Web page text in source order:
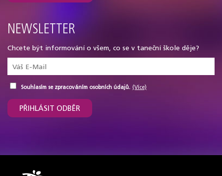
NEWSLETTER
Chcete být informování o všem, co se v taneční škole děje?
Souhlasím se zpracováním osobních údajů. (Více)
PŘIHLÁSIT ODBĚR